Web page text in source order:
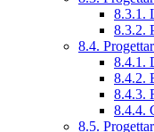
8.3.1.
8.3.2.
8.4.
8.4.1.
8.4.2.
8.4.3.
8.4.4.
8.5.